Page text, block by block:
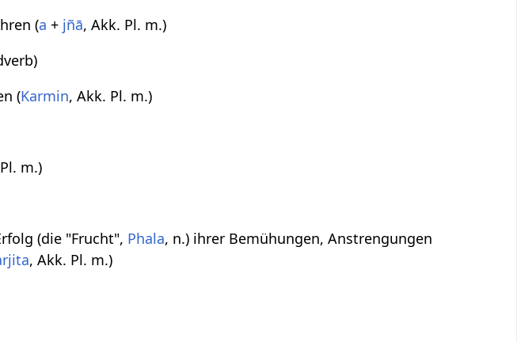
(a + jñā, Akk. Pl. m.)
(Karmin, Akk. Pl. m.)
m.)
(die "Frucht", Phala, n.) ihrer Bemühungen, Anstrengungen
, Akk. Pl. m.)